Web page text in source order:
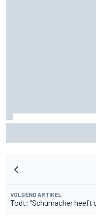
VOLGEND ARTIKEL
Todt: "Schumacher heeft